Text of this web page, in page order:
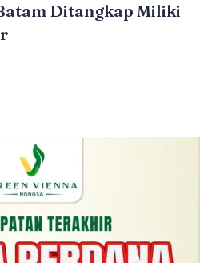
Ditangkap Miliki